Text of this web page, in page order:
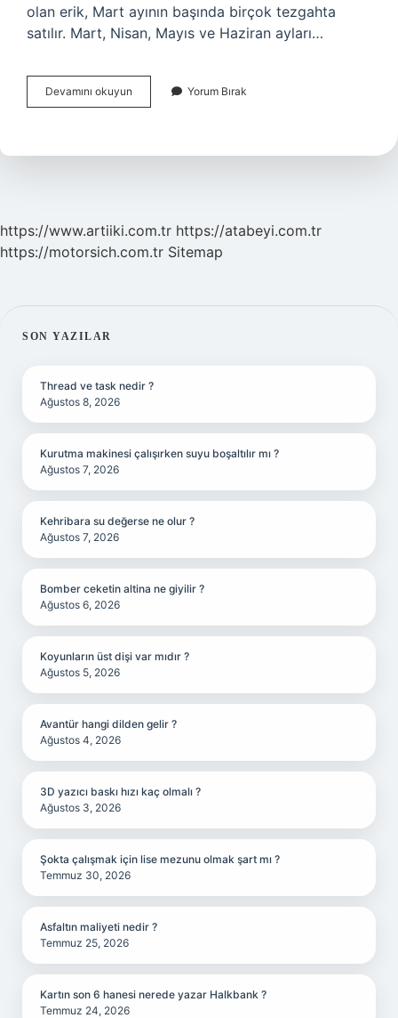
olan erik, Mart ayının başında birçok tezgahta
satılır. Mart, Nisan, Mayıs ve Haziran ayları…
Devamını okuyun
Erik
Zaman
Yorum Bırak
https://www.artiiki.com.tr https://atabeyi.com.tr
https://motorsich.com.tr Sitemap
SIDEBAR
SON YAZILAR
Thread ve task nedir ?
Ağustos 8, 2026
Kurutma makinesi çalışırken suyu boşaltılır mı ?
Ağustos 7, 2026
Kehribara su değerse ne olur ?
Ağustos 7, 2026
Bomber ceketin altina ne giyilir ?
Ağustos 6, 2026
Koyunların üst dişi var mıdır ?
Ağustos 5, 2026
Avantür hangi dilden gelir ?
Ağustos 4, 2026
3D yazıcı baskı hızı kaç olmalı ?
Ağustos 3, 2026
Şokta çalışmak için lise mezunu olmak şart mı ?
Temmuz 30, 2026
Asfaltın maliyeti nedir ?
Temmuz 25, 2026
Kartın son 6 hanesi nerede yazar Halkbank ?
Temmuz 24, 2026